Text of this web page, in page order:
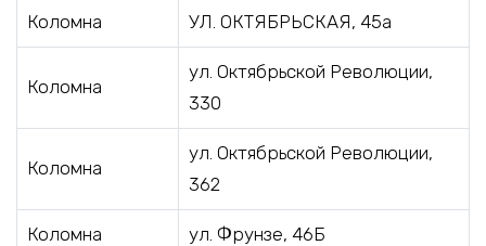
Коломна УЛ. ОКТЯБРЬСКАЯ, 45а
Коломна
ул. Октябрьской Революции,
330
Коломна
ул. Октябрьской Революции,
362
Коломна ул. Фрунзе, 46Б